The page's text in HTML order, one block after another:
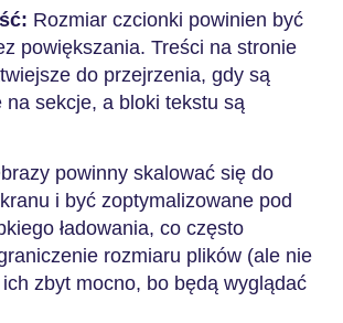
Rozmiar czcionki powinien być
powiększania. Treści na stronie
do przejrzenia, gdy są
na sekcje, a bloki tekstu są
powinny skalować się do
i być zoptymalizowane pod
ładowania, co często
rozmiaru plików (ale nie
zbyt mocno, bo będą wyglądać